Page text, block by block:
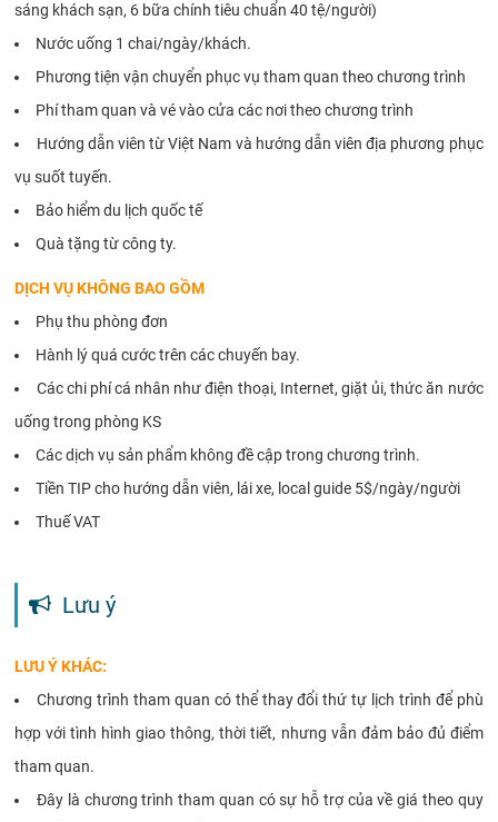
sáng khách sạn, 6 bữa chính tiêu chuẩn 40 tệ/người)
Nước uống 1 chai/ngày/khách.
Phương tiện vận chuyển phục vụ tham quan theo chương trình
Phí tham quan và vé vào cửa các nơi theo chương trình
Hướng dẫn viên từ Việt Nam và hướng dẫn viên địa phương phục
vụ suốt tuyến.
Bảo hiểm du lịch quốc tế
Quà tặng từ công ty.
DỊCH VỤ KHÔNG BAO GỒM
Phụ thu phòng đơn
Hành lý quá cước trên các chuyến bay.
Các chi phí cá nhân như điện thoại, Internet, giặt ủi, thức ăn nước
uống trong phòng KS
Các dịch vụ sản phẩm không đề cập trong chương trình.
Tiền TIP cho hướng dẫn viên, lái xe, local guide 5$/ngày/người
Thuế VAT
Lưu ý
LƯU Ý KHÁC:
Chương trình tham quan có thể thay đổi thứ tự lịch trình để phù
hợp với tình hình giao thông, thời tiết, nhưng vẫn đảm bảo đủ điểm
tham quan.
Đây là chương trình tham quan có sự hỗ trợ của về giá theo quy